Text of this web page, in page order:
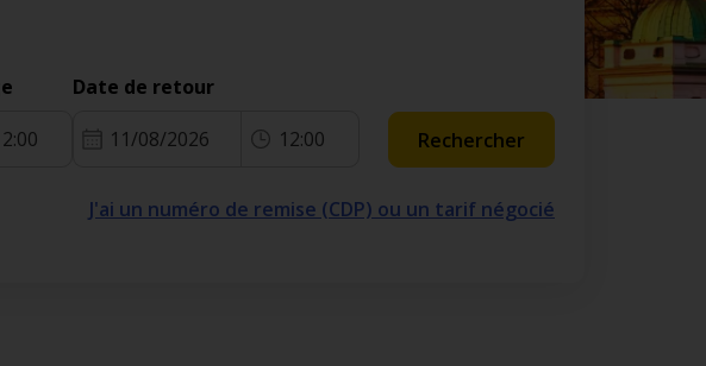
Date de retour
11/08/2026 12:00 Rechercher
J'ai un numéro de remise (CDP) ou un tarif négocié